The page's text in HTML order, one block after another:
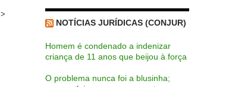
>
NOTÍCIAS JURÍDICAS (CONJUR)
Homem é condenado a indenizar
criança de 11 anos que beijou à força
O problema nunca foi a blusinha;